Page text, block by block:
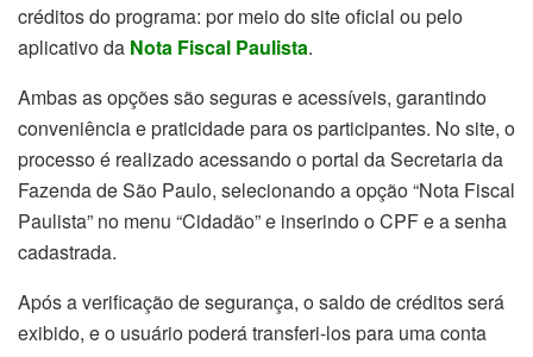
créditos do programa: por meio do site oficial ou pelo
aplicativo da Nota Fiscal Paulista.
Ambas as opções são seguras e acessíveis, garantindo
conveniência e praticidade para os participantes. No site, o
processo é realizado acessando o portal da Secretaria da
Fazenda de São Paulo, selecionando a opção “Nota Fiscal
Paulista” no menu “Cidadão” e inserindo o CPF e a senha
cadastrada.
Após a verificação de segurança, o saldo de créditos será
exibido, e o usuário poderá transferi-los para uma conta